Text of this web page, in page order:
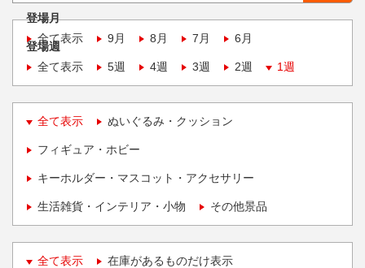
登場月
全て表示
9月 8月 7月 6月
登場週
全て表示
5週 4週 3週 2週 1週
全て表示 ぬいぐるみ・クッション
フィギュア・ホビー
キーホルダー・マスコット・アクセサリー
生活雑貨・インテリア・小物 その他景品
全て表示 在庫があるものだけ表示